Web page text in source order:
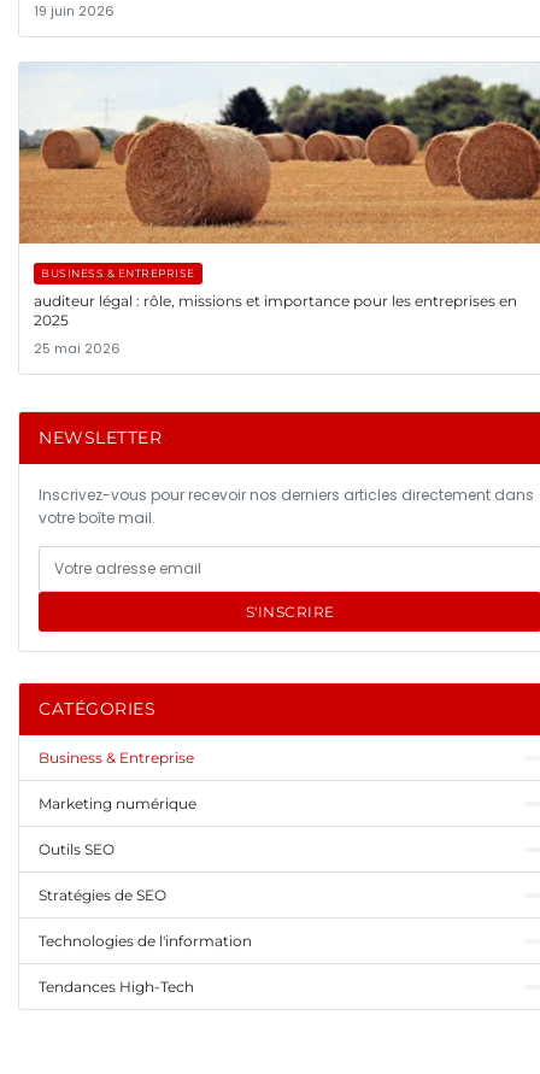
19 juin 2026
BUSINESS & ENTREPRISE
auditeur légal : rôle, missions et importance pour les entreprises en
2025
25 mai 2026
NEWSLETTER
Inscrivez-vous pour recevoir nos derniers articles directement dans
votre boîte mail.
S'INSCRIRE
CATÉGORIES
Business & Entreprise
Marketing numérique
Outils SEO
Stratégies de SEO
Technologies de l'information
Tendances High-Tech